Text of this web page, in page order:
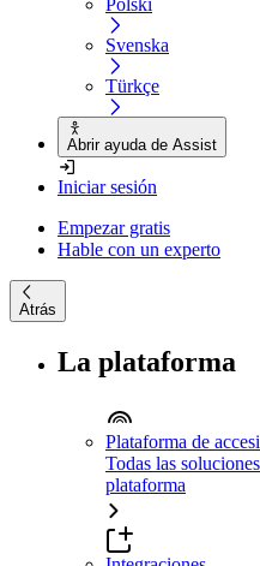
Polski
Svenska
Türkçe
Abrir ayuda de Assist
Iniciar sesión
Empezar gratis
Hable con un experto
Atrás
La plataforma
Plataforma de
Todas las
plataforma